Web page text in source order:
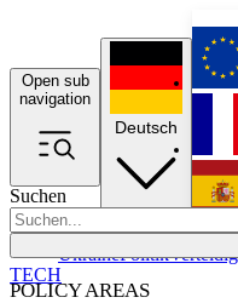
Open sub
navigation
Suchen
POLICY AREAS
UkrainePolitik
Deutsch
TECH